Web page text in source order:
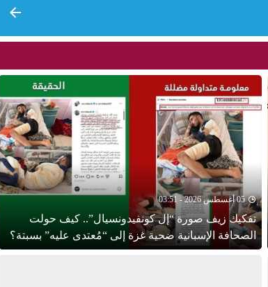
05 أغسطس 2026 - 03:51
تفكيك زيف صورة “إل كونفيدونسيال”.. كيف حولت
الصحافة الإسبانية ضحية غزة إلى “مُعتدى عليه” بسبتة؟